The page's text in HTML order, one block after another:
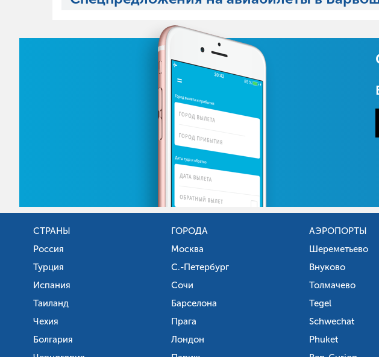
СТРАНЫ
Россия
Турция
Испания
Таиланд
Чехия
Болгария
ГОРОДА
Москва
С.-Петербург
Сочи
Барселона
Прага
Лондон
АЭРОПОРТЫ
Шереметьево
Внуково
Толмачево
Tegel
Schwechat
Phuket